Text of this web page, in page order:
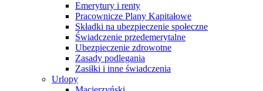
Emerytury i renty
Pracownicze Plany Kapitałowe
Składki na ubezpieczenie społeczne
Świadczenie przedemerytalne
Ubezpieczenie zdrowotne
Zasady podlegania
Zasiłki i inne świadczenia
Urlopy